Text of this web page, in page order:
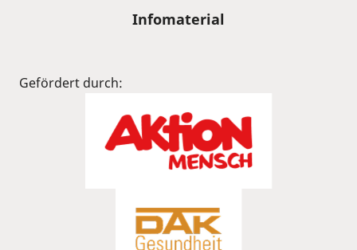
Infomaterial
Gefördert durch: